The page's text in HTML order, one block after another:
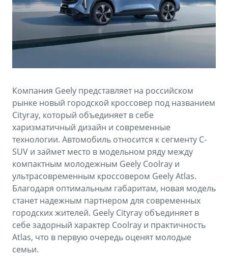
OKAVANGO
PREFACE
от 3 079 990 ₽*
GEELY EX5
от 3 769 990 ₽*
Аксессуары
Зарядные устройства
ФИНАНСЫ И УСЛУГИ
Расчет КАСКО
Страхование
GEELY Лизинг
Советы по эксплуатации
Спецпредложения
ПОДДЕРЖКА
Гарантия Geely
Сервисная книжка
Вопросы и ответы
Компания Geely представляет на российском
рынке новый городской кроссовер под названием
Cityray, который объединяет в себе
харизматичный дизайн и современные
технологии. Автомобиль относится к сегменту C-
SUV и займет место в модельном ряду между
компактным молодежным Geely Coolray и
ультрасовременным кроссовером Geely Atlas.
Благодаря оптимальным габаритам, новая модель
станет надежным партнером для современных
городских жителей. Geely Cityray объединяет в
себе задорный характер Coolray и практичность
Atlas, что в первую очередь оценят молодые
семьи.